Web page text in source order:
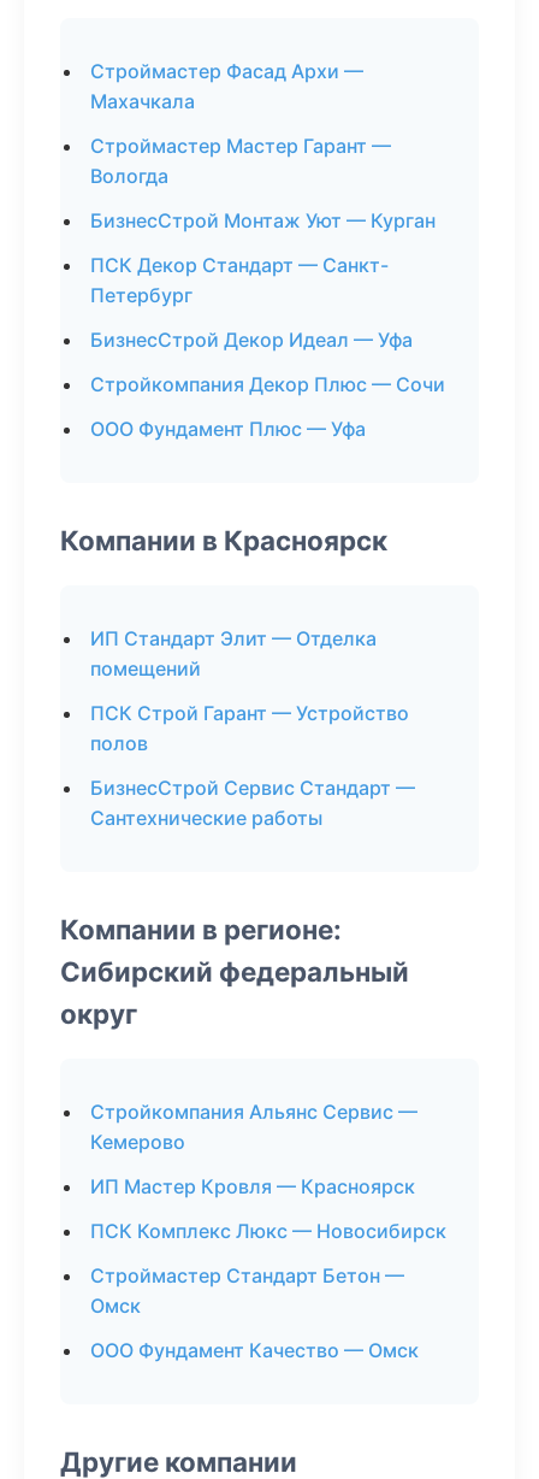
Строймастер Фасад Архи —
Махачкала
Строймастер Мастер Гарант —
Вологда
БизнесСтрой Монтаж Уют — Курган
ПСК Декор Стандарт — Санкт-
Петербург
БизнесСтрой Декор Идеал — Уфа
Стройкомпания Декор Плюс — Сочи
ООО Фундамент Плюс — Уфа
Компании в Красноярск
ИП Стандарт Элит — Отделка
помещений
ПСК Строй Гарант — Устройство
полов
БизнесСтрой Сервис Стандарт —
Сантехнические работы
Компании в регионе:
Сибирский федеральный
округ
Стройкомпания Альянс Сервис —
Кемерово
ИП Мастер Кровля — Красноярск
ПСК Комплекс Люкс — Новосибирск
Строймастер Стандарт Бетон —
Омск
ООО Фундамент Качество — Омск
Другие компании